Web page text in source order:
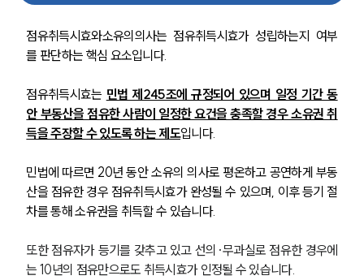
점유취득시효와소유의의사는 점유취득시효가 성립하는지 여부
를 판단하는 핵심 요소입니다.
점유취득시효는 민법 제245조에 규정되어 있으며 일정 기간 동
안 부동산을 점유한 사람이 일정한 요건을 충족할 경우 소유권 취
득을 주장할 수 있도록 하는 제도입니다.
민법에 따르면 20년 동안 소유의 의사로 평온하고 공연하게 부동
산을 점유한 경우 점유취득시효가 완성될 수 있으며, 이후 등기 절
차를 통해 소유권을 취득할 수 있습니다.
또한 점유자가 등기를 갖추고 있고 선의·무과실로 점유한 경우에
는 10년의 점유만으로도 취득시효가 인정될 수 있습니다.